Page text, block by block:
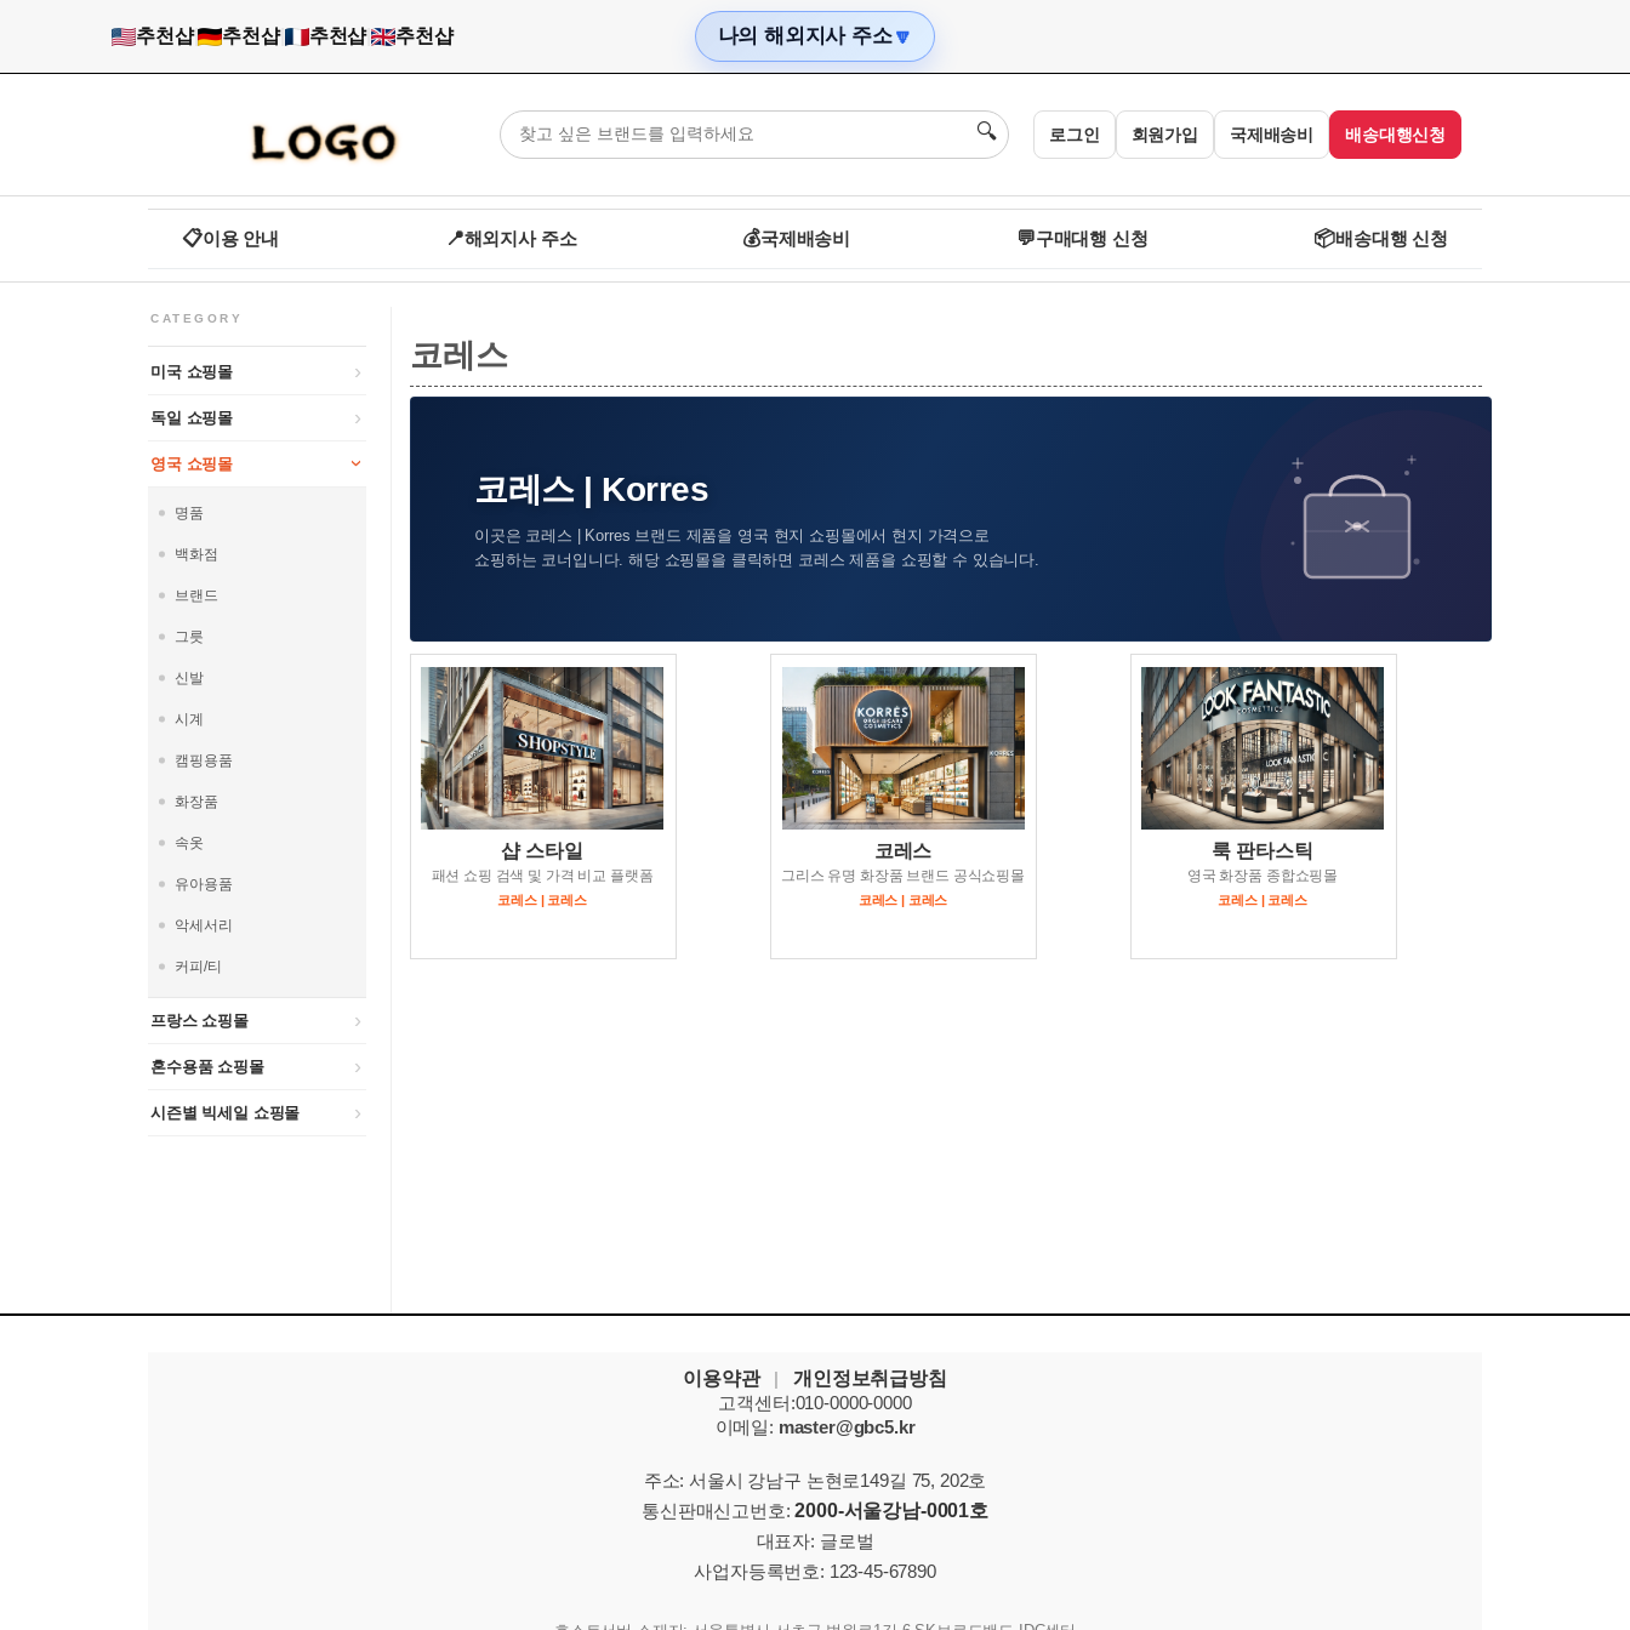
추천샵| 추천샵| 추천샵| 추천샵 나의 해외지사 주소🔽
🔍 로그인 회원가입 국제배송비 배송대행신청
📋이용 안내 📍해외지사 주소 💰국제배송비 💬구매대행 신청 📦배송대행 신청
CATEGORY
미국 쇼핑몰
독일 쇼핑몰
영국 쇼핑몰
명품
백화점
브랜드
그릇
신발
시계
캠핑용품
화장품
속옷
유아용품
악세서리
커피/티
프랑스 쇼핑몰
혼수용품 쇼핑몰
시즌별 빅세일 쇼핑몰
코레스
코레스 | Korres
이곳은 코레스 | Korres 브랜드 제품을 영국 현지 쇼핑몰에서 현지 가격으로
쇼핑하는 코너입니다. 해당 쇼핑몰을 클릭하면 코레스 제품을 쇼핑할 수 있습니다.
샵 스타일
패션 쇼핑 검색 및 가격 비교 플랫폼
코레스 | 코레스
코레스
그리스 유명 화장품 브랜드 공식쇼핑몰
코레스 | 코레스
룩 판타스틱
영국 화장품 종합쇼핑몰
코레스 | 코레스
이용약관 |
개인정보취급방침
고객센터:010-0000-0000
이메일: master@gbc5.kr
주소: 서울시 강남구 논현로149길 75, 202호
통신판매신고번호:2000-서울강남-0001호
대표자: 글로벌
사업자등록번호: 123-45-67890